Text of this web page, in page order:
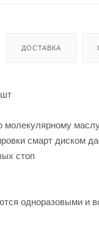
ДОСТАВКА
молекулярному
смарт диском
стоп
одноразовыми и